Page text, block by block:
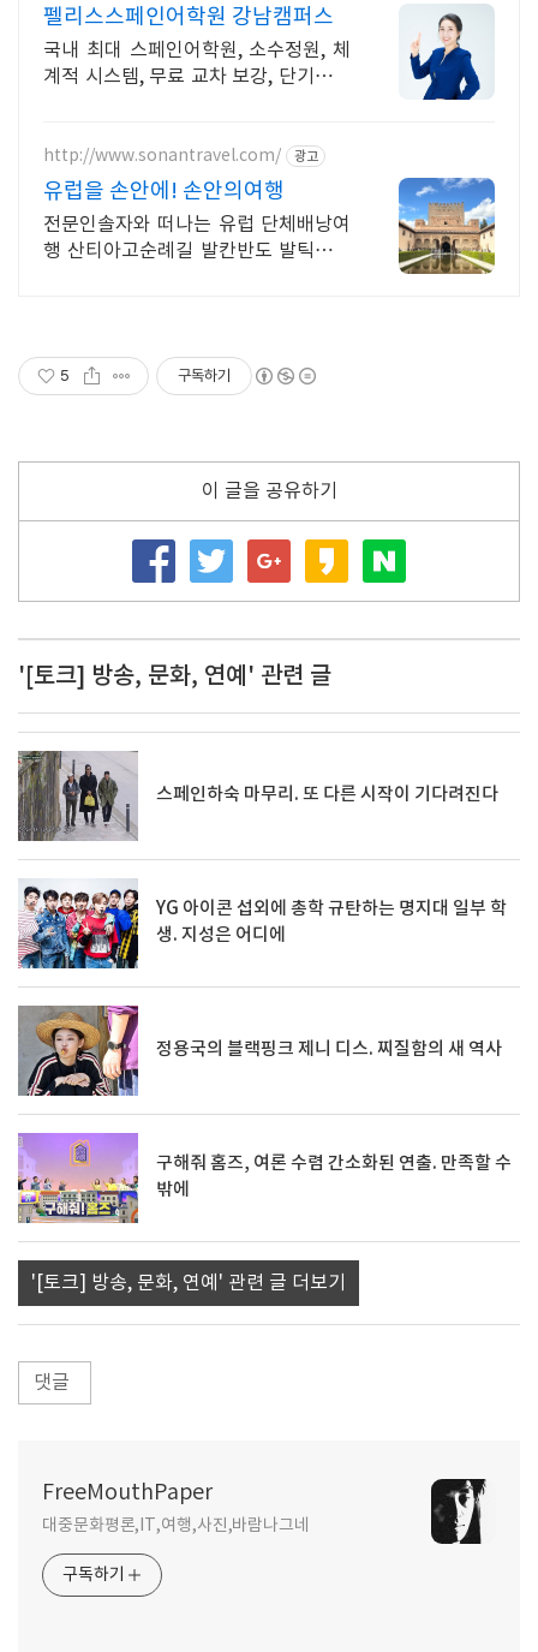
펠리스스페인어학원 강남캠퍼스
국내 최대 스페인어학원, 소수정원, 체
계적 시스템, 무료 교차 보강, 단기속성
http://www.sonantravel.com/ 광고
유럽을 손안에! 손안의여행
전문인솔자와 떠나는 유럽 단체배낭여
행 산티아고순례길 발칸반도 발틱북유
5 구독하기
이 글을 공유하기
'[토크] 방송, 문화, 연예' 관련 글
스페인하숙 마무리. 또 다른 시작이 기다려진다
YG 아이콘 섭외에 총학 규탄하는 명지대 일부 학
생. 지성은 어디에
정용국의 블랙핑크 제니 디스. 찌질함의 새 역사
구해줘 홈즈, 여론 수렴 간소화된 연출. 만족할 수
밖에
'[토크] 방송, 문화, 연예' 관련 글 더보기
댓글
FreeMouthPaper
대중문화평론,IT,여행,사진,바람나그네
구독하기